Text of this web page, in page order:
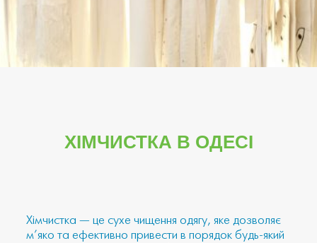
ХІМЧИСТКА В ОДЕСІ
Хімчистка — це сухе чищення одягу, яке дозволяє
м’яко та ефективно привести в порядок будь-який